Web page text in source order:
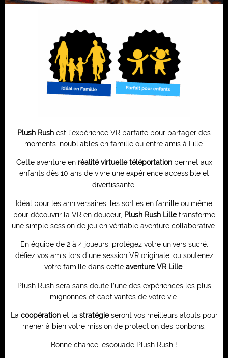
Plush Rush est l’expérience VR parfaite pour partager des
moments inoubliables en famille ou entre amis à Lille.
Cette aventure en réalité virtuelle téléportationpermet aux
enfants dès 10 ans de vivre une expérience accessible et
divertissante.
Idéal pour les anniversaires, les sorties en famille ou même
pour découvrir la VR en douceur, Plush Rush Lilletransforme
une simple session de jeu en véritable aventure collaborative.
En équipe de 2 à 4 joueurs, protégez votre univers sucré,
défiez vos amis lors d’une session VR originale, ou soutenez
votre famille dans cette aventure VR Lille.
Plush Rush sera sans doute l’une des expériences les plus
mignonnes et captivantes de votre vie.
La coopérationet la stratégieseront vos meilleurs atouts pour
mener à bien votre mission de protection des bonbons.
Bonne chance, escouade Plush Rush !